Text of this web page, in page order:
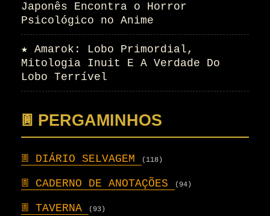
Japonês Encontra o Horror
Psicológico no Anime
★ Amarok: Lobo Primordial,
Mitologia Inuit E A Verdade Do
Lobo Terrível
𖣍 PERGAMINHOS
𖣍 DIÁRIO SELVAGEM (118)
𖣍 CADERNO DE ANOTAÇÕES (94)
𖣍 TAVERNA (93)